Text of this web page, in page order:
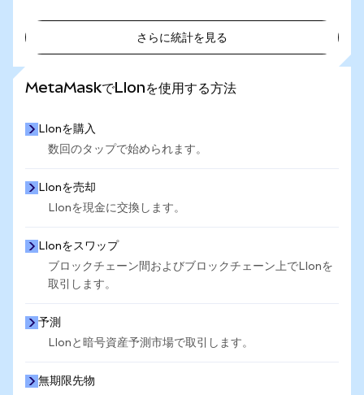
さらに統計を見る
MetaMaskでLIonを使用する方法
LIonを購入
数回のタップで始められます。
LIonを売却
LIonを現金に交換します。
LIonをスワップ
ブロックチェーン間およびブロックチェーン上でLIonを
取引します。
予測
LIonと暗号資産予測市場で取引します。
無期限先物